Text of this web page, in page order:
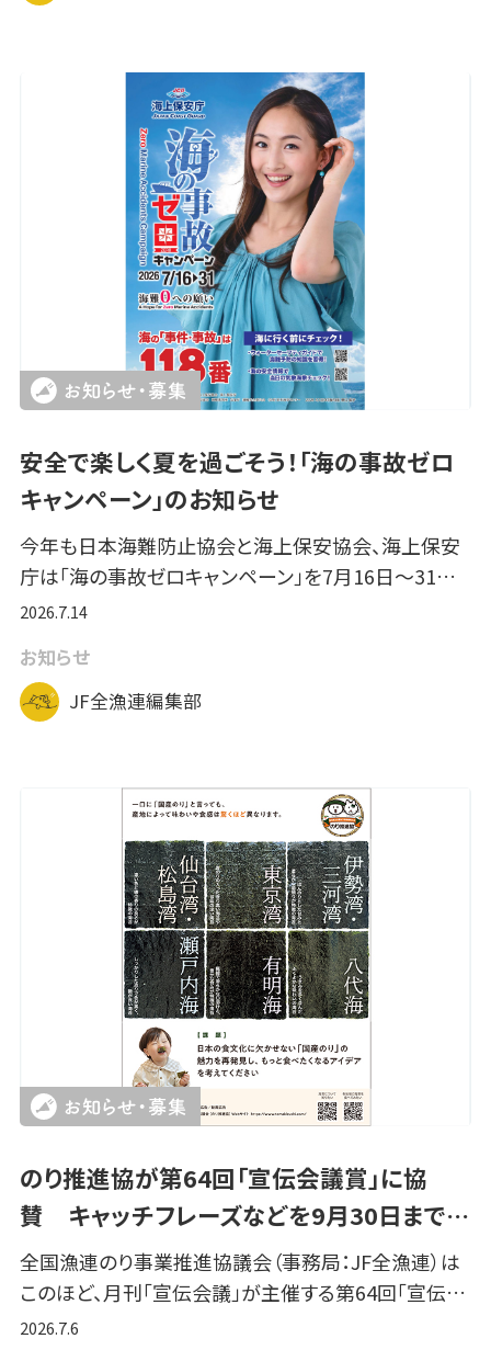
安全で楽しく夏を過ごそう！「海の事故ゼロ
キャンペーン」のお知らせ
今年も日本海難防止協会と海上保安協会、海上保安
庁は「海の事故ゼロキャンペーン」を7月16日～31…
2026.7.14
お知らせ
JF全漁連編集部
のり推進協が第64回「宣伝会議賞」に協
賛 キャッチフレーズなどを9月30日まで…
全国漁連のり事業推進協議会（事務局：JF全漁連）は
このほど、月刊「宣伝会議」が主催する第64回「宣伝…
2026.7.6